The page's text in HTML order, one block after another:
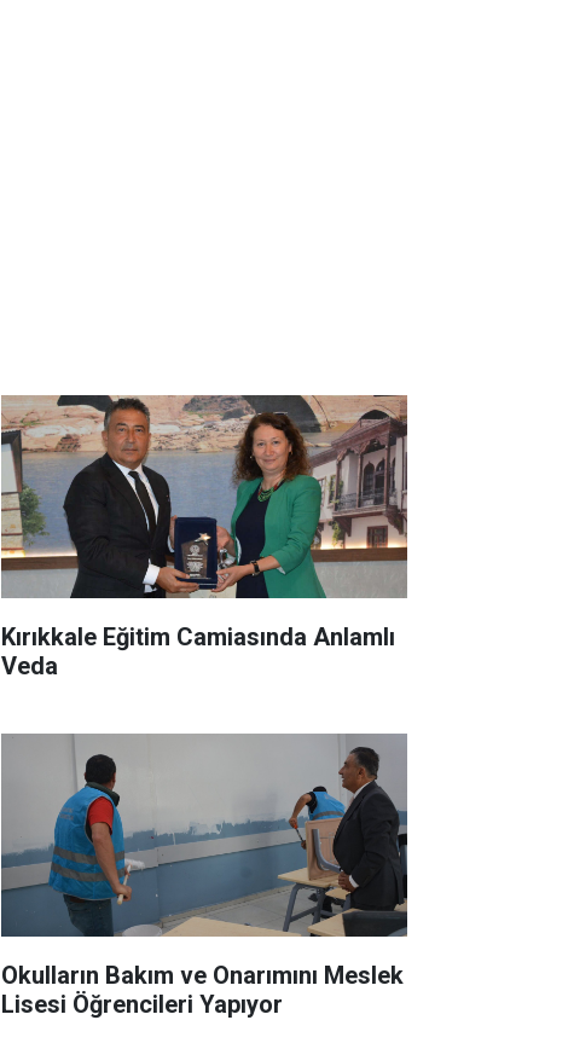
Kırıkkale Eğitim Camiasında Anlamlı
Veda
Okulların Bakım ve Onarımını Meslek
Lisesi Öğrencileri Yapıyor